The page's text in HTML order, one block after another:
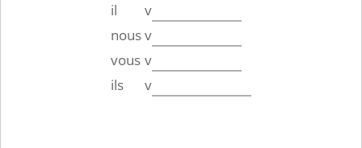
il
v
nousv
vous v
ils
v